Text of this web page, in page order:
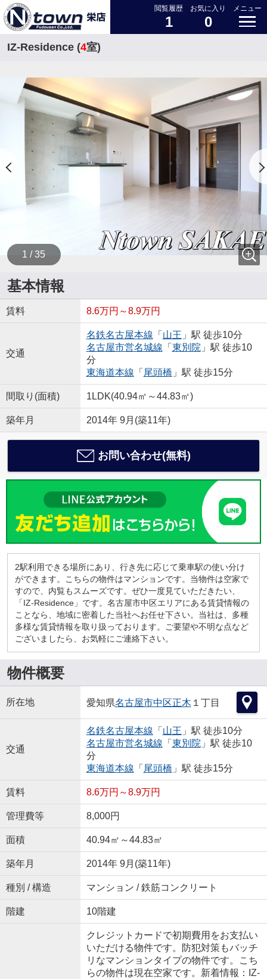
閲覧履歴
1
お気に入り
0
メニュー
IZ-Residence (4室)
1 / 35
基本情報
賃料 8.6万円～8.9万円
交通
名鉄名古屋本線 「 山王 」駅 徒歩10分
名古屋市営名城線 「 東別院 」駅 徒歩10
分
東海道本線 「 尾頭橋 」駅 徒歩15分
間取り(面積) 1LDK(40.94㎡～44.83㎡)
築年月 2014年 9月(築11年)
お問い合わせ(無料)
2駅利用できる場所にあり、行き先に応じて乗車駅の使い分け
ができます。こちらの物件はマンションです。当物件は空家で
すので、内覧もスムーズです。ぜひ一度見ていただきたい、
「IZ-Residence」です。名古屋市中区エリアにある賃貸情報の
ことなら、地域に密着した当社へお任せ下さい。当社は、多種
多様な賃貸情報を取り扱っております。ご要望や不明な点など
ございましたら、お気軽にご連絡下さい。
物件概要
所在地 愛知県名古屋市中区正木 １丁目
交通
名鉄名古屋本線 「 山王 」駅 徒歩10分
名古屋市営名城線 「 東別院」駅 徒歩10
分
東海道本線 「 尾頭橋 」駅 徒歩15分
賃料 8.6万円～8.9万円
管理費等 8,000円
面積 40.94㎡～44.83㎡
築年月 2014年 9月(築11年)
種別 / 構造 マンション / 鉄筋コンクリート
階建 10階建
クレジットカードで初期費用をお支払い
いただける物件です。防犯対策もバッチ
リなマンションタイプの物件です。こち
らの物件は現在空家です。新着情報：IZ-